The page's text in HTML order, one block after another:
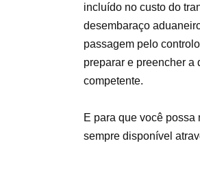
incluído no custo do
desembaraço
passagem pelo
preparar e preencher
competente.
E para que você possa
sempre disponível